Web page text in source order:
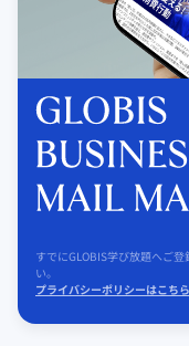
すでにGLOBIS学び放題へご
い。
プライバシーポリシーはこちら